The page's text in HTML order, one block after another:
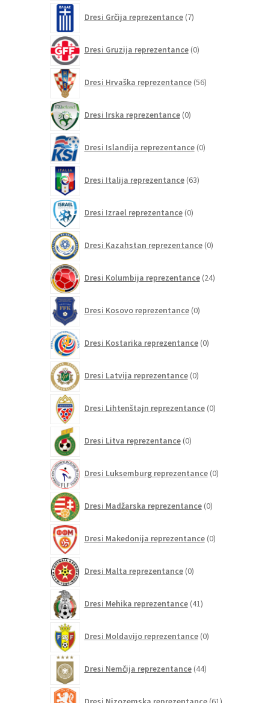
Dresi Grčija reprezentance 7izdelkov
Dresi Gruzija reprezentance 0izdelkov
Dresi Hrvaška reprezentance 56izdelkov
Dresi Irska reprezentance 0izdelkov
Dresi Islandija reprezentance 0izdelkov
Dresi Italija reprezentance 63izdelkov
Dresi Izrael reprezentance 0izdelkov
Dresi Kazahstan reprezentance 0izdelkov
Dresi Kolumbija reprezentance 24izdelkov
Dresi Kosovo reprezentance 0izdelkov
Dresi Kostarika reprezentance 0izdelkov
Dresi Latvija reprezentance 0izdelkov
Dresi Lihtenštajn reprezentance 0izdelkov
Dresi Litva reprezentance 0izdelkov
Dresi Luksemburg reprezentance 0izdelkov
Dresi Madžarska reprezentance 0izdelkov
Dresi Makedonija reprezentance 0izdelkov
Dresi Malta reprezentance 0izdelkov
Dresi Mehika reprezentance 41izdelkov
Dresi Moldavijo reprezentance 0izdelkov
Dresi Nemčija reprezentance 44izdelkov